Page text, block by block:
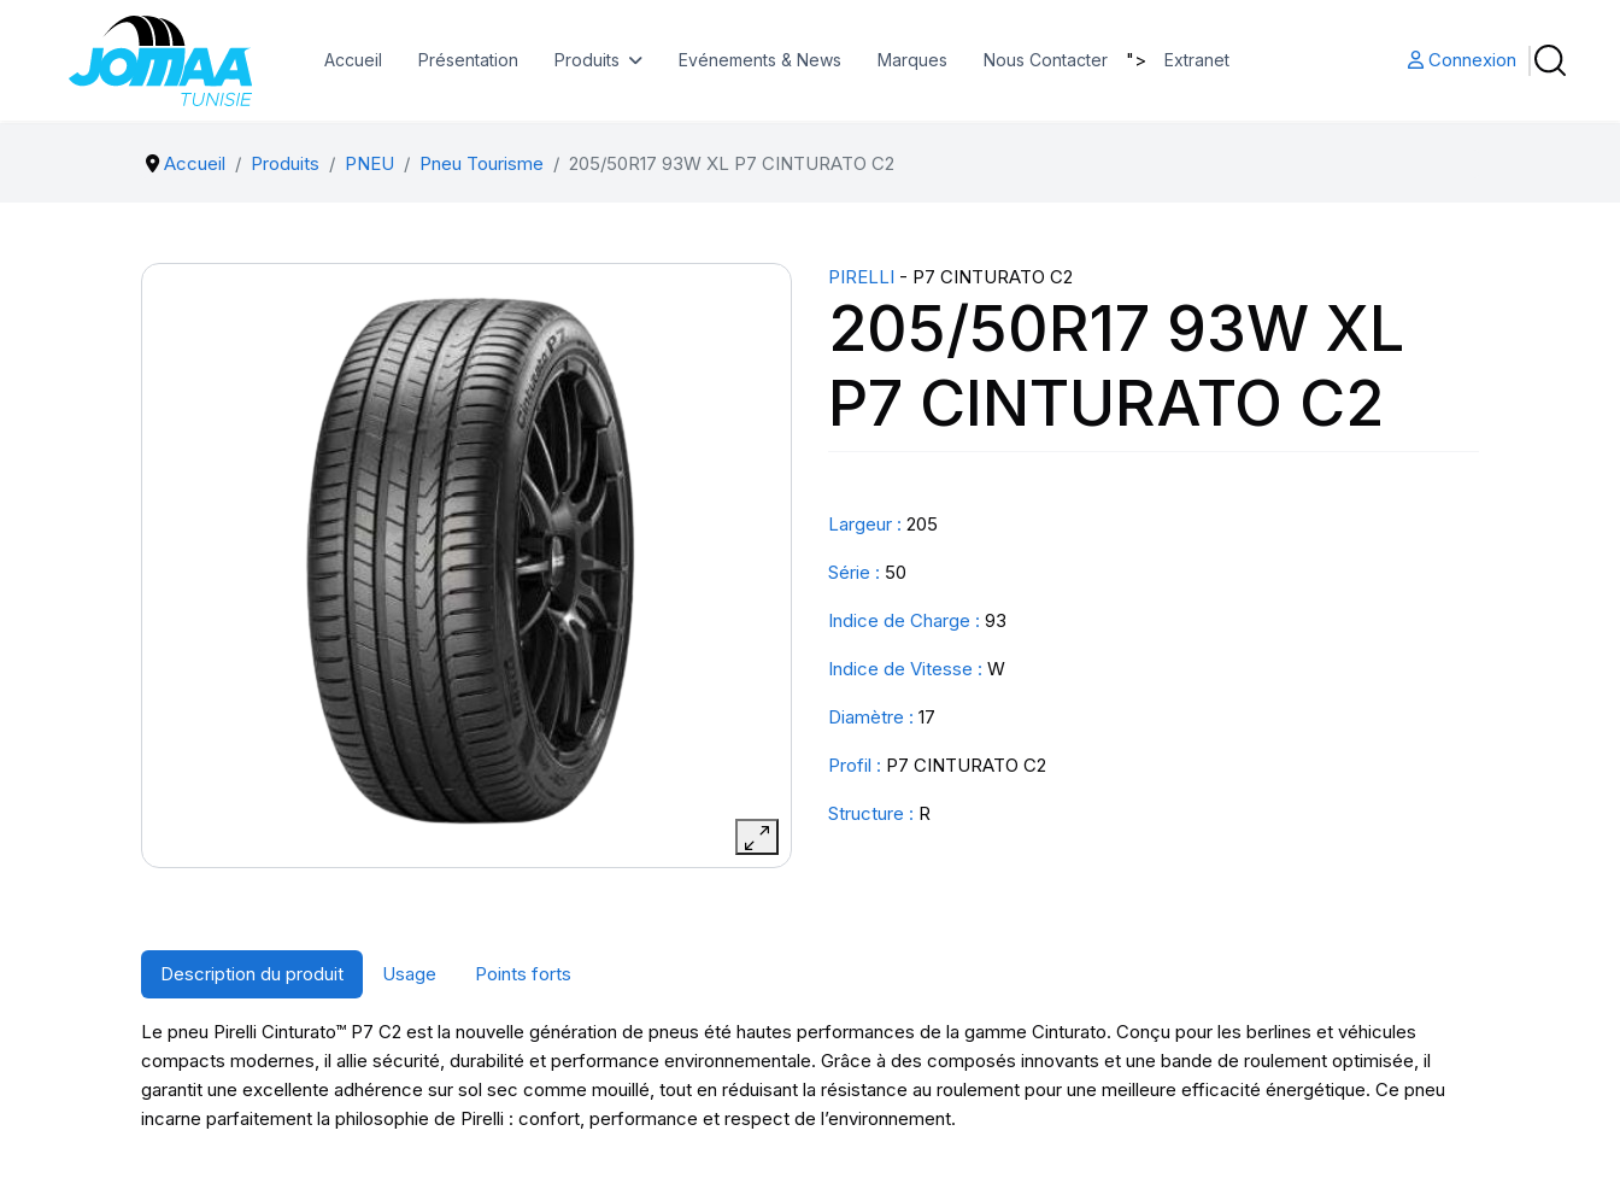
Accueil Présentation Produits Evénements & News Marques Nous Contacter "> Extranet Connexion
Accueil Produits PNEU Pneu Tourisme 205/50R17 93W XL P7 CINTURATO C2
PIRELLI - P7 CINTURATO C2
205/50R17 93W XL
P7 CINTURATO C2
Largeur : 205
Série : 50
Indice de Charge : 93
Indice de Vitesse : W
Diamètre : 17
Profil : P7 CINTURATO C2
Structure : R
Description du produit Usage Points forts
Le pneu Pirelli Cinturato™ P7 C2 est la nouvelle génération de pneus été hautes performances de la gamme Cinturato. Conçu pour les berlines et véhicules
compacts modernes, il allie sécurité, durabilité et performance environnementale. Grâce à des composés innovants et une bande de roulement optimisée, il
garantit une excellente adhérence sur sol sec comme mouillé, tout en réduisant la résistance au roulement pour une meilleure efficacité énergétique. Ce pneu
incarne parfaitement la philosophie de Pirelli : confort, performance et respect de l’environnement.